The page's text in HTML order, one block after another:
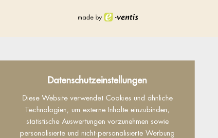
Datenschutzeinstellungen
Diese Website verwendet Cookies und ähnliche
Technologien, um externe Inhalte einzubinden,
statistische Auswertungen vorzunehmen sowie
personalisierte und nicht-personalisierte Werbung
made by
Datenschutz
Dieser Inhalt ist nur sichtbar wenn Sie Cookies
von "Facebook" akzeptieren.
Akzeptieren Einstellungen